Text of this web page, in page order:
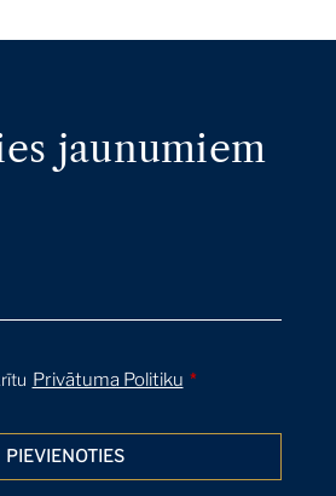
jaunumiem
Privātuma Politiku *
PIEVIENOTIES